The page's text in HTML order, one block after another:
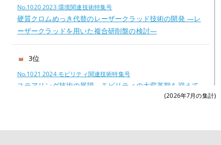
No.1020 2023 環境関連技術特集号
硬質クロムめっき代替のレーザークラッド技術の開発 —レ
ーザークラッドを用いた複合研削盤の検討—
3位
No.1021 2024 モビリティ関連技術特集号
ステアリング技術の展望―モビリティの大変革期を迎えて
(2026年7月の集計)